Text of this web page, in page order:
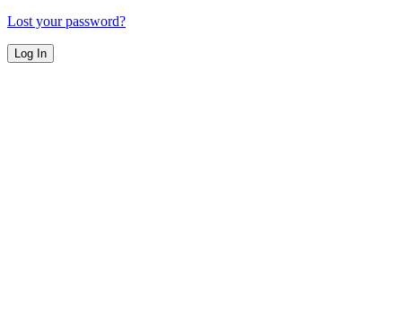
Lost your password?